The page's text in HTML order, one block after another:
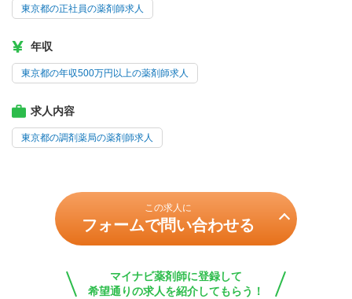
東京都の正社員の薬剤師求人
年収
東京都の年収500万円以上の薬剤師求人
求人内容
東京都の調剤薬局の薬剤師求人
この求人に
フォームで問い合わせる
マイナビ薬剤師に登録して
希望通りの求人を紹介してもらう！